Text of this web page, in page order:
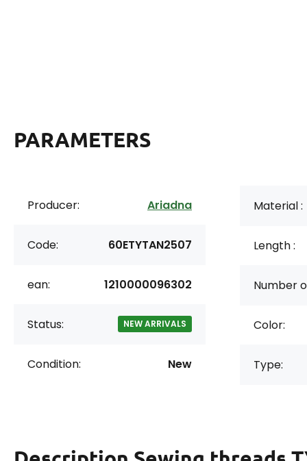
PARAMETERS
Producer: Ariadna
Code: 60ETYTAN2507
ean: 1210000096302
Status: NEW ARRIVALS
Condition: New
Material :
Length :
Number
Color:
Type: